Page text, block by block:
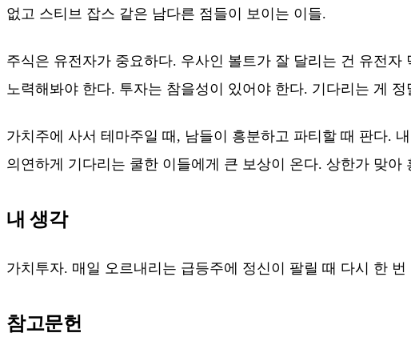
없고 스티브 잡스 같은 남다른 점들이 보이는 이들.
주식은 유전자가 중요하다. 우사인 볼트가 잘 달리는 건 유전자
노력해봐야 한다. 투자는 참을성이 있어야 한다. 기다리는 게
가치주에 사서 테마주일 때, 남들이 흥분하고 파티할 때 판다.
의연하게 기다리는 쿨한 이들에게 큰 보상이 온다. 상한가 맞
내 생각
가치투자. 매일 오르내리는 급등주에 정신이 팔릴 때 다시 한
참고문헌